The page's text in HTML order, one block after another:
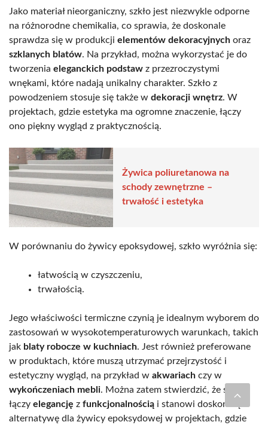
Jako materiał nieorganiczny, szkło jest niezwykle odporne
na różnorodne chemikalia, co sprawia, że doskonale
sprawdza się w produkcji elementów dekoracyjnych oraz
szklanych blatów. Na przykład, można wykorzystać je do
tworzenia eleganckich podstaw z przezroczystymi
wnękami, które nadają unikalny charakter. Szkło z
powodzeniem stosuje się także w dekoracji wnętrz. W
projektach, gdzie estetyka ma ogromne znaczenie, łączy
ono piękny wygląd z praktycznością.
Żywica poliuretanowa na
schody zewnętrzne –
trwałość i estetyka
W porównaniu do żywicy epoksydowej, szkło wyróżnia się:
łatwością w czyszczeniu,
trwałością.
Jego właściwości termiczne czynią je idealnym wyborem do
zastosowań w wysokotemperaturowych warunkach, takich
jak blaty robocze w kuchniach. Jest również preferowane
w produktach, które muszą utrzymać przejrzystość i
estetyczny wygląd, na przykład w akwariach czy w
wykończeniach mebli. Można zatem stwierdzić, że szkło
łączy elegancję z funkcjonalnością i stanowi doskonałą
alternatywę dla żywicy epoksydowej w projektach, gdzie